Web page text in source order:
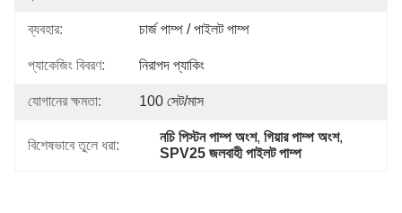
ব্যবহার: চার্জ পাম্প / পাইলট পাম্প
প্যাকেজিং বিবরণ: নিরাপদ প্যাকিং
যোগানের ক্ষমতা: 100 সেট/মাস
বিশেষভাবে তুলে ধরা:
নচি পিস্টন পাম্প অংশ, গিয়ার পাম্প অংশ,
SPV25 জলবাহী পাইলট পাম্প